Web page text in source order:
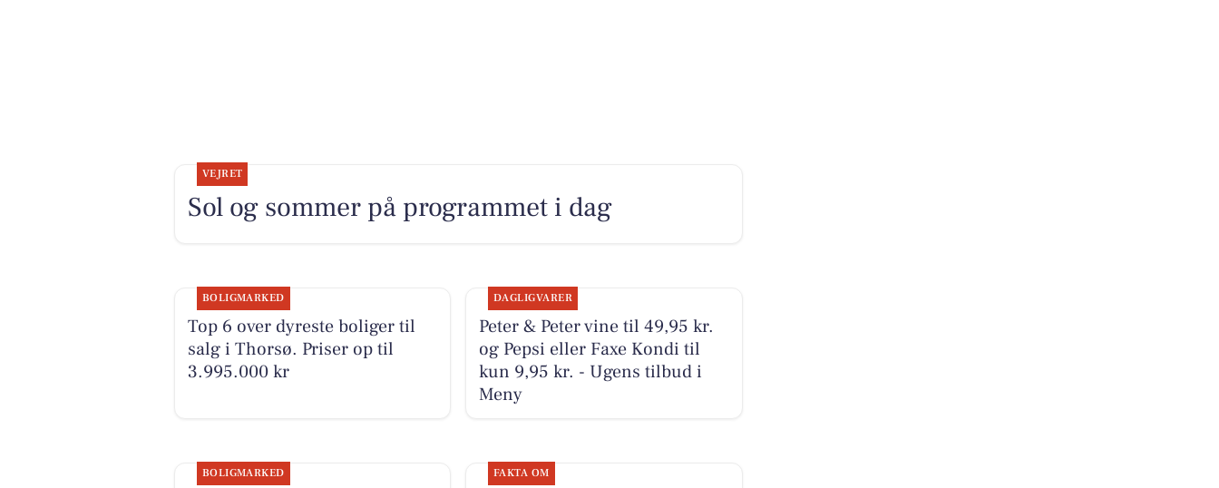
VEJRET
Sol og sommer på programmet i dag
BOLIGMARKED
Top 6 over dyreste boliger til
salg i Thorsø. Priser op til
3.995.000 kr
DAGLIGVARER
Peter & Peter vine til 49,95 kr.
og Pepsi eller Faxe Kondi til
kun 9,95 kr. - Ugens tilbud i
Meny
BOLIGMARKED FAKTA OM